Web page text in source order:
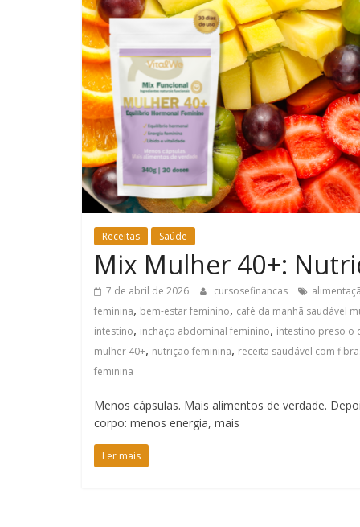
Receitas Saúde
Mix Mulher 40+:
7 de abril de 2026 cursosefinancas
feminina, bem-estar feminino, café da manhã saudável
intestino, inchaço abdominal feminino, intestino preso o
mulher 40+, nutrição feminina, receita saudável com
feminina
Menos cápsulas. Mais alimentos de verdade.
corpo: menos energia, mais
Ler mais